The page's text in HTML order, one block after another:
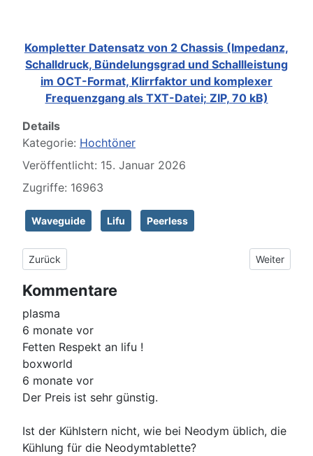
Kompletter Datensatz von 2 Chassis (Impedanz,
Schalldruck, Bündelungsgrad und Schallleistung
im OCT-Format, Klirrfaktor und komplexer
Frequenzgang als TXT-Datei; ZIP, 70 kB)
Details
Kategorie: Hochtöner
Veröffentlicht: 15. Januar 2026
Zugriffe: 16963
Waveguide Lifu Peerless
Vorheriger Beitrag: DAYTON Epique EC30-4
Zurück Nächster
Weiter
Kommentare
plasma
6 monate vor
Fetten Respekt an lifu !
boxworld
6 monate vor
Der Preis ist sehr günstig.
Ist der Kühlstern nicht, wie bei Neodym üblich, die
Kühlung für die Neodymtablette?